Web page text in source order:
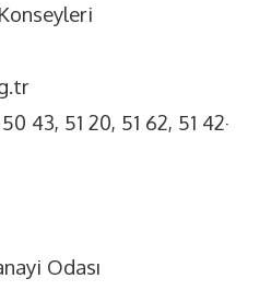
43, 51 20, 51 62, 51 42·
Odası